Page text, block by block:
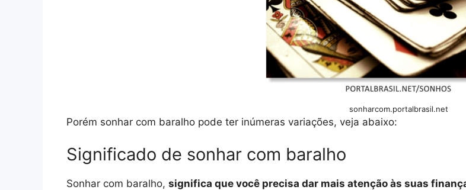
sonharcom.portalbrasil.net
Porém sonhar com baralho pode ter inúmeras variações, veja abaixo:
Significado de sonhar com baralho
Sonhar com baralho, significa que você precisa dar mais atenção às suas